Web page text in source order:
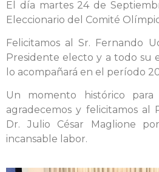
El día martes 24 de
Eleccionario del Comité
Felicitamos al Sr. Fernando
Presidente electo y a todo su
lo acompañará en el período
Un momento histórico
agradecemos y felicitamos al
Dr. Julio César Maglione
incansable labor.